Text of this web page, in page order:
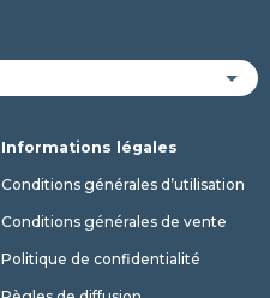
Informations légales
Conditions générales d’utilisation
Conditions générales de vente
Politique de confidentialité